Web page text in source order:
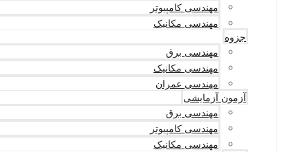
مهندسی کامپیوتر
مهندسی مکانیک
جزوه
مهندسی برق
مهندسی مکانیک
مهندسی عمران
آزمون آزمایشی
مهندسی برق
مهندسی کامپیوتر
مهندسی مکانیک